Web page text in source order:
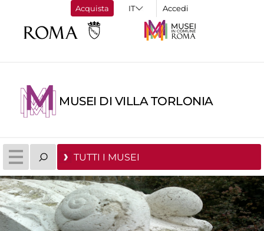
Acquista Accedi
MUSEI DI VILLA TORLONIA
TUTTI I MUSEI